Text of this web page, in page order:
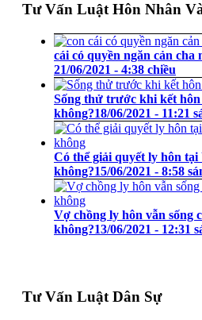
Tư Vấn Luật Hôn Nhân
cái có quyền ngăn cản cha
21/06/2021 - 4:38 chiều
Sống thử trước khi kết
không?18/06/2021 - 11:21
Có thể giải quyết ly hôn
không?15/06/2021 - 8:58
Vợ chồng ly hôn vẫn sống
không?13/06/2021 - 12:31
Tư Vấn Luật Dân Sự